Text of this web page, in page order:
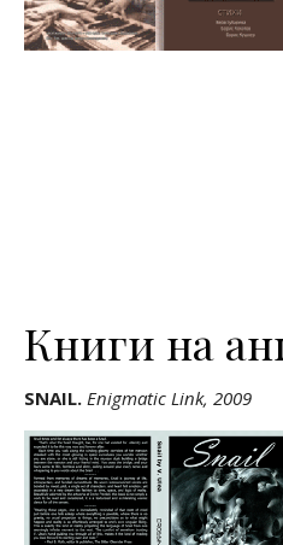
Книги на
SNAIL. Enigmatic Link, 2009